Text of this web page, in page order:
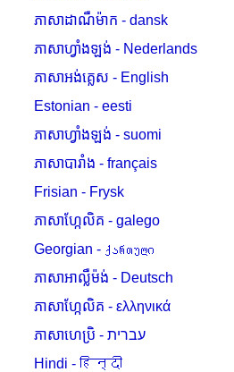
ភាសាដាណឺម៉ាក - dansk
ភាសាហ្វាំងឡង់ - Nederlands
ភាសាអង់គ្លេស - English
Estonian - eesti
ភាសាហ្វាំងឡង់ - suomi
ភាសាបារាំង - français
Frisian - Frysk
ភាសាហ្កែលិគ - galego
Georgian - ქართული
ភាសាអាល្លឺម៉ង់ - Deutsch
ភាសាហ្កែលិគ - ελληνικά
ភាសាហេប្រិ - עברית
Hindi - हिन्दी